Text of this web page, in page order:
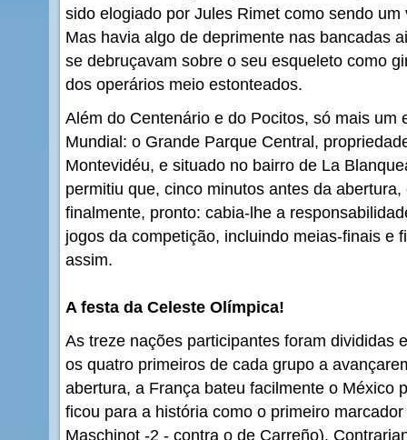
sido elogiado por Jules Rimet como sendo
Mas havia algo de deprimente nas bancadas
se debruçavam sobre o seu esqueleto como
dos operários meio estonteados.
Além do Centenário e do Pocitos, só mais um
Mundial: o Grande Parque Central,
Montevidéu, e situado no bairro de La
permitiu que, cinco minutos antes da
finalmente, pronto: cabia-lhe a
jogos da competição, incluindo meias-finais e
assim.
A festa da Celeste Olímpica!
As treze nações participantes foram divididas
os quatro primeiros de cada grupo a
abertura, a França bateu facilmente o México
ficou para a história como o primeiro
Maschinot -2 - contra o de Carreño).